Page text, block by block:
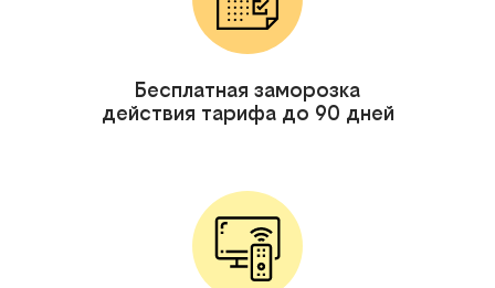
Бесплатная заморозка
действия тарифа до 90 дней